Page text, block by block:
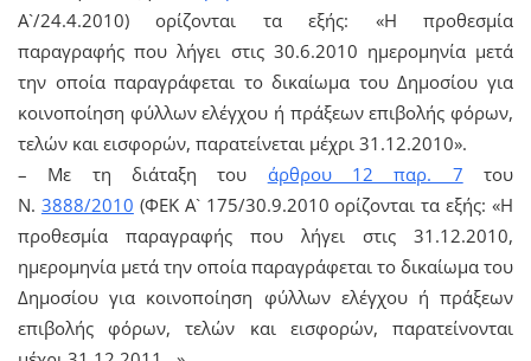
Α`/24.4.2010) ορίζονται τα εξής: «Η προθεσμία
παραγραφής που λήγει στις 30.6.2010 ημερομηνία μετά
την οποία παραγράφεται το δικαίωμα του Δημοσίου για
κοινοποίηση φύλλων ελέγχου ή πράξεων επιβολής φόρων,
τελών και εισφορών, παρατείνεται μέχρι 31.12.2010».
– Με τη διάταξη του άρθρου 12 παρ. 7 του
Ν. 3888/2010 (ΦΕΚ Α` 175/30.9.2010 ορίζονται τα εξής: «Η
προθεσμία παραγραφής που λήγει στις 31.12.2010,
ημερομηνία μετά την οποία παραγράφεται το δικαίωμα του
Δημοσίου για κοινοποίηση φύλλων ελέγχου ή πράξεων
επιβολής φόρων, τελών και εισφορών, παρατείνονται